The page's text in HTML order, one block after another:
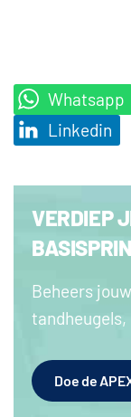
Whatsapp
Linkedin
VERDIEP
Beheers
tandheugels,
Doe de